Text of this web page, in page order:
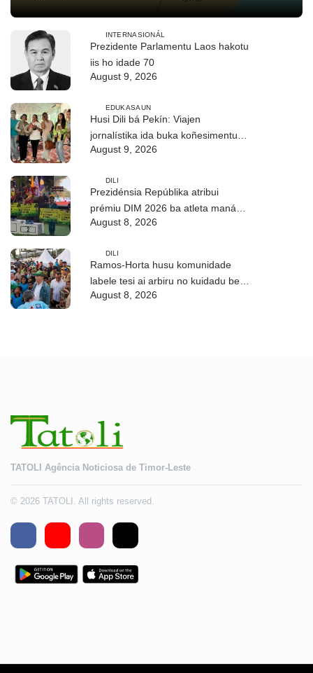
INTERNASIONÁL
Prezidente Parlamentu Laos hakotu
iis ho idade 70
August 9, 2026
EDUKASAUN
Husi Dili bá Pekín: Viajen
jornalístika ida buka koñesimentu
foun (Parte I)
August 9, 2026
DILI
Prezidénsia Repúblika atribui
prémiu DIM 2026 ba atleta manán-
na’in sira
August 8, 2026
DILI
Ramos-Horta husu komunidade
labele tesi ai arbiru no kuidadu bee-
matan
August 8, 2026
TATOLI Agência Noticiosa de Timor-Leste
© 2026 TATOLI. All rights reserved.